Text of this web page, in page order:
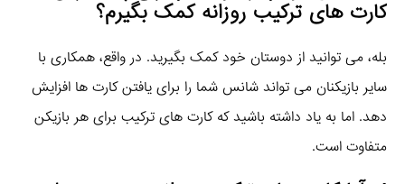
کارت‌ های ترکیب روزانه کمک بگیرم؟
بله، می‌ توانید از دوستان خود کمک بگیرید. در واقع، همکاری با
سایر بازیکنان می‌ تواند شانس شما را برای یافتن کارت‌ ها افزایش
دهد. اما به یاد داشته باشید که کارت‌ های ترکیب برای هر بازیکن
متفاوت است.